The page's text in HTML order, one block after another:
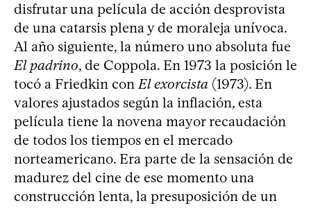
disfrutar una película de acción desprovista
de una catarsis plena y de moraleja unívoca.
Al año siguiente, la número uno absoluta fue
El padrino, de Coppola. En 1973 la posición le
tocó a Friedkin conEl exorcista (1973). En
valores ajustados según la inflación, esta
película tiene la novena mayor recaudación
de todos los tiempos en el mercado
norteamericano. Era parte de la sensación de
madurez del cine de ese momento una
construcción lenta, la presuposición de un